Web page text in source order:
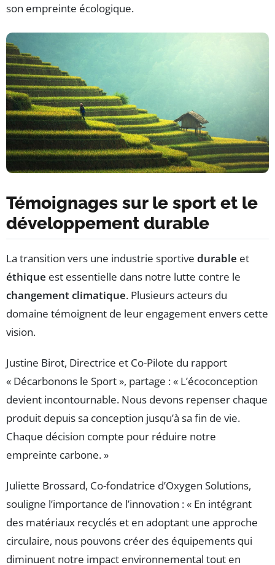
son empreinte écologique.
Témoignages sur le sport et le
développement durable
La transition vers une industrie sportive durable et
éthique est essentielle dans notre lutte contre le
changement climatique. Plusieurs acteurs du
domaine témoignent de leur engagement envers cette
vision.
Justine Birot, Directrice et Co-Pilote du rapport
« Décarbonons le Sport », partage : « L’écoconception
devient incontournable. Nous devons repenser chaque
produit depuis sa conception jusqu’à sa fin de vie.
Chaque décision compte pour réduire notre
empreinte carbone. »
Juliette Brossard, Co-fondatrice d’Oxygen Solutions,
souligne l’importance de l’innovation : « En intégrant
des matériaux recyclés et en adoptant une approche
circulaire, nous pouvons créer des équipements qui
diminuent notre impact environnemental tout en